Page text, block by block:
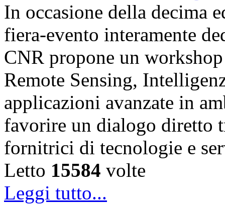
In occasione della decima
fiera-evento interamente
CNR propone un
Remote Sensing,
applicazioni avanzate in
favorire un dialogo diretto
fornitrici di tecnologie e
Letto 15584 volte
Leggi tutto...